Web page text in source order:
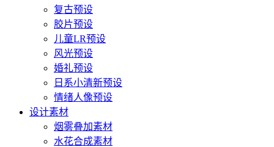
复古预设
胶片预设
儿童LR预设
风光预设
婚礼预设
日系小清新预设
情绪人像预设
设计素材
烟雾叠加素材
水花合成素材